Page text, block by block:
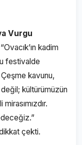
Vurgu
kadim
festivalde
kavunu,
kültürümüzün
çekti.